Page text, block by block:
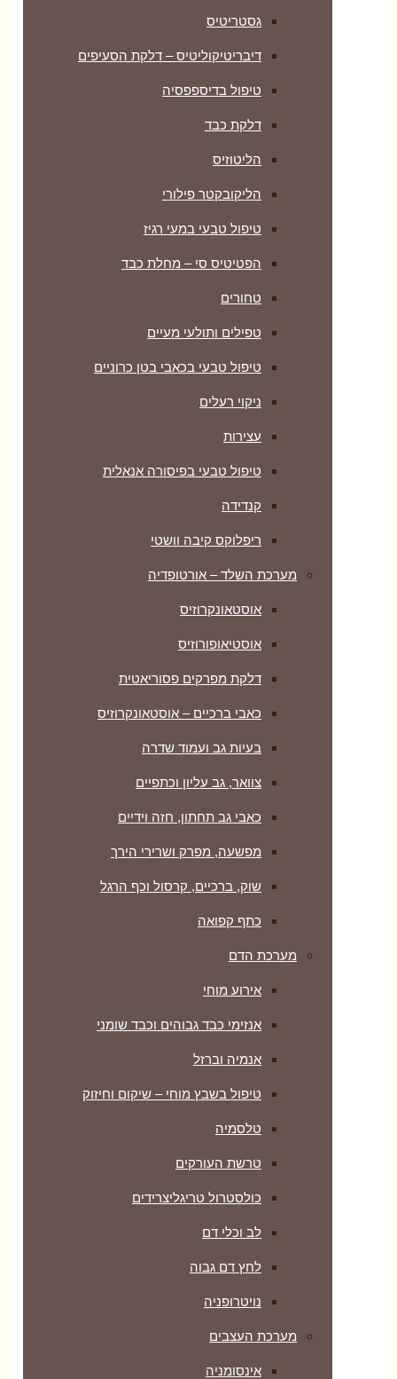
גסטריטיס
דיבריטיקוליטיס – דלקת הסעיפים
טיפול בדיספפסיה
דלקת כבד
הליטוזיס
הליקובקטר פילורי
טיפול טבעי במעי רגיז
הפטיטיס סי – מחלת כבד
טחורים
טפילים ותולעי מעיים
טיפול טבעי בכאבי בטן כרוניים
ניקוי רעלים
עצירות
טיפול טבעי בפיסורה אנאלית
קנדידה
ריפלוקס קיבה וושטי
מערכת השלד – אורטופדיה
אוסטאונקרוזיס
אוסטיאופורוזיס
דלקת מפרקים פסוריאטית
כאבי ברכיים – אוסטאונקרוזיס
בעיות גב ועמוד שדרה
צוואר, גב עליון וכתפיים
כאבי גב תחתון, חזה וידיים
מפשעה, מפרק ושרירי הירך
שוק, ברכיים, קרסול וכף הרגל
כתף קפואה
מערכת הדם
אירוע מוחי
אנזימי כבד גבוהים וכבד שומני
אנמיה וברזל
טיפול בשבץ מוחי – שיקום וחיזוק
טלסמיה
טרשת העורקים
כולסטרול טריגליצרידים
לב וכלי דם
לחץ דם גבוה
נויטרופניה
מערכת העצבים
אינסומניה